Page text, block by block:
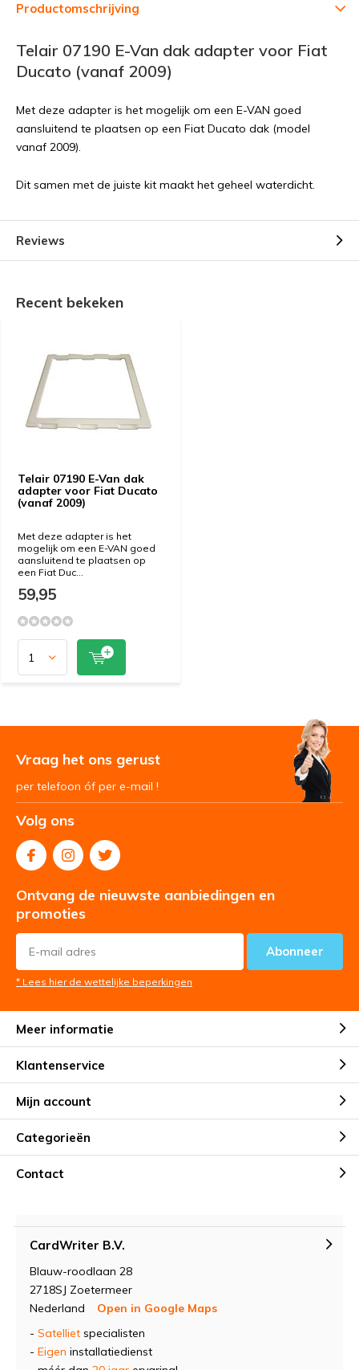
Productomschrijving
Telair 07190 E-Van dak adapter voor Fiat
Ducato (vanaf 2009)
Met deze adapter is het mogelijk om een E-VAN goed
aansluitend te plaatsen op een Fiat Ducato dak (model
vanaf 2009).
Dit samen met de juiste kit maakt het geheel waterdicht.
Reviews
Recent bekeken
Telair 07190 E-Van dak
adapter voor Fiat Ducato
(vanaf 2009)
Met deze adapter is het
mogelijk om een E-VAN goed
aansluitend te plaatsen op
een Fiat Duc...
59,95
Vraag het ons gerust
per telefoon óf per e-mail !
Volg ons
Ontvang de nieuwste aanbiedingen en
promoties
Abonneer
* Lees hier de wettelijke beperkingen
Meer informatie
Klantenservice
Mijn account
Categorieën
Contact
CardWriter B.V.
Blauw-roodlaan 28
2718SJ Zoetermeer
Nederland
Open in Google Maps
- Satelliet specialisten
- Eigen installatiedienst